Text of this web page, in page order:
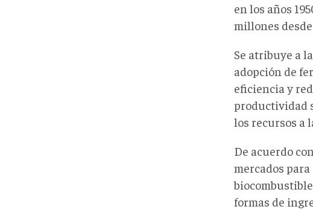
en los años
millones desde
Se atribuye a
adopción de
eficiencia y
productividad
los recursos a
De acuerdo
mercados
formas de